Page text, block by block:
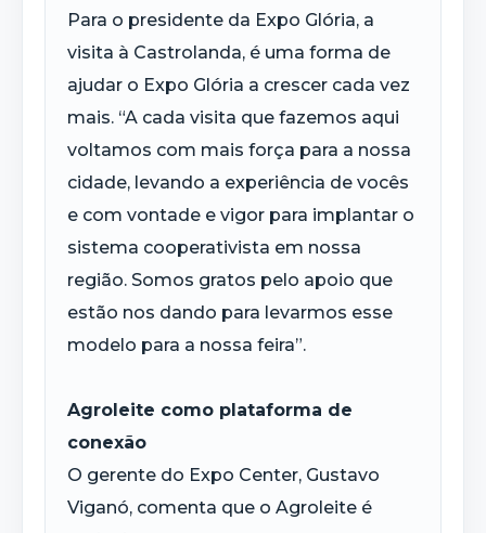
Para o presidente da Expo Glória, a
visita à Castrolanda, é uma forma de
ajudar o Expo Glória a crescer cada vez
mais. “A cada visita que fazemos aqui
voltamos com mais força para a nossa
cidade, levando a experiência de vocês
e com vontade e vigor para implantar o
sistema cooperativista em nossa
região. Somos gratos pelo apoio que
estão nos dando para levarmos esse
modelo para a nossa feira”.
Agroleite como plataforma de
conexão
O gerente do Expo Center, Gustavo
Viganó, comenta que o Agroleite é